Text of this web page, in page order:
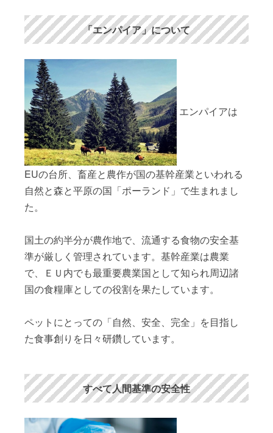
「エンパイア」について
エンパイアは
EUの台所、畜産と農作が国の基幹産業といわれる
自然と森と平原の国「ポーランド」で生まれまし
た。
国土の約半分が農作地で、流通する食物の安全基
準が厳しく管理されています。基幹産業は農業
で、ＥＵ内でも最重要農業国として知られ周辺諸
国の食糧庫としての役割を果たしています。
ペットにとっての「自然、安全、完全」を目指し
た食事創りを日々研鑽しています。
すべて人間基準の安全性